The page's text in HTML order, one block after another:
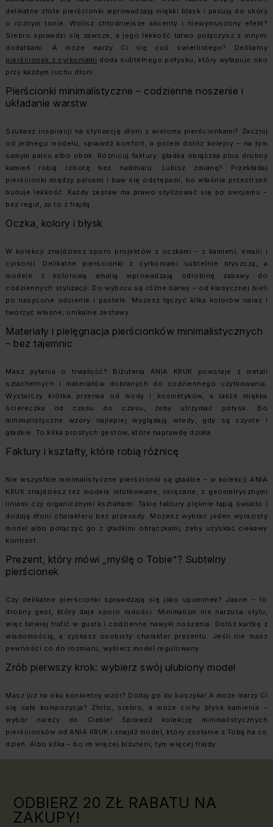
delikatne złote pierścionki wprowadzają miękki blask i pasują do skóry
o różnym tonie. Wolisz chłodniejsze akcenty i niewymuszony efekt?
Srebro sprawdzi się zawsze, a jego lekkość łatwo połączysz z innymi
dodatkami. A może marzy Ci się coś świetlistego? Delikatny
pierścionek z cyrkoniami doda subtelnego połysku, który wyłapuje oko
przy każdym ruchu dłoni.
Pierścionki minimalistyczne – codzienne noszenie i
układanie warstw
Szukasz inspiracji na stylizację dłoni z wieloma pierścionkami? Zacznij
od jednego modelu, sprawdź komfort, a potem dołóż kolejny – na tym
samym palcu albo obok. Różnicuj faktury: gładka obrączka plus drobny
kamień robią robotę bez nadmiaru. Lubisz zmianę? Przekładaj
pierścionki między palcami i baw się odstępami, bo właśnie przestrzeń
buduje lekkość. Każdy zestaw ma prawo stylizować się po swojemu –
bez reguł, za to z frajdą.
Oczka, kolory i błysk
W kolekcji znajdziesz sporo projektów z oczkami – z kamieni, emalii i
cyrkonii. Delikatne pierścionki z cyrkoniami subtelnie błyszczą, a
modele z kolorową emalią wprowadzają odrobinę zabawy do
codziennych stylizacji. Do wyboru są różne barwy – od klasycznej bieli
po nasycone odcienie i pastele. Możesz łączyć kilka kolorów naraz i
tworzyć własne, unikalne zestawy.
Materiały i pielęgnacja pierścionków minimalistycznych
– bez tajemnic
Masz pytania o trwałość? Biżuteria ANIA KRUK powstaje z metali
szlachetnych i materiałów dobranych do codziennego użytkowania.
Wystarczy krótka przerwa od wody i kosmetyków, a także miękka
ściereczka od czasu do czasu, żeby utrzymać połysk. Bo
minimalistyczne wzory najlepiej wyglądają wtedy, gdy są czyste i
gładkie. To kilka prostych gestów, które naprawdę działa.
Faktury i kształty, które robią różnicę
Nie wszystkie minimalistyczne pierścionki są gładkie – w kolekcji ANIA
KRUK znajdziesz też modele młotkowane, skręcane, z geometrycznymi
liniami czy organicznymi kształtami. Takie faktury pięknie łapią światło i
dodają dłoni charakteru bez przesady. Możesz wybrać jeden wyrazisty
model albo połączyć go z gładkimi obrączkami, żeby uzyskać ciekawy
kontrast.
Prezent, który mówi „myślę o Tobie”? Subtelny
pierścionek
Czy delikatne pierścionki sprawdzają się jako upominek? Jasne – to
drobny gest, który daje sporo radości. Minimalizm nie narzuca stylu,
więc łatwiej trafić w gusta i codzienne nawyki noszenia. Dołóż kartkę z
wiadomością, a zyskasz osobisty charakter prezentu. Jeśli nie masz
pewności co do rozmiaru, wybierz model regulowany.
Zrób pierwszy krok: wybierz swój ulubiony model
Masz już na oku konkretny wzór? Dodaj go do koszyka! A może marzy Ci
się cała kompozycja? Złoto, srebro, a może cichy błysk kamienia –
wybór należy do Ciebie! Sprawdź kolekcję minimalistycznych
pierścionków od ANIA KRUK i znajdź model, który zostanie z Tobą na co
dzień. Albo kilka – bo im więcej biżuterii, tym więcej frajdy.
ODBIERZ 20 ZŁ RABATU NA
ZAKUPY!